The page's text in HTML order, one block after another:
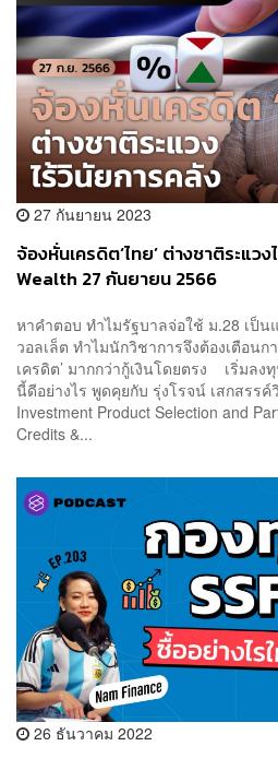
27 กันยายน 2023
จ้องหั่นเครดิต‘ไทย’ ต่างชาติระแว
Wealth 27 กันยายน 2566
หาคำตอบ ทำไมรัฐบาลจ่อใช้ ม.28 เป็น
วอลเล็ต ทำไมนักวิชาการจึงต้องเตือนก
เครดิต’ มากกว่ากู้เงินโดยตรง เริ่มลง
นี้ดีอย่างไร พูดคุยกับ รุ่งโรจน์ เสกสรรค์
Investment Product Selection and
Credits &...
26 ธันวาคม 2022